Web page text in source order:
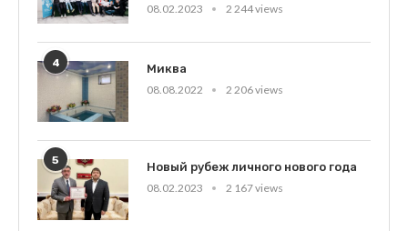
08.02.2023
2 244 views
4
Миква
08.08.2022
2 206 views
5
Новый рубеж личного нового года
08.02.2023
2 167 views